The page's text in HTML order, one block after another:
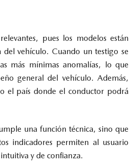
pues los modelos están
vehículo. Cuando un testigo se
más mínimas anomalías, lo que
general del vehículo. Además,
el país donde el conductor podrá
una función técnica, sino que
indicadores permiten al usuario
y de confianza.